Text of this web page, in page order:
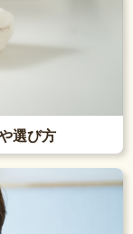
選び方